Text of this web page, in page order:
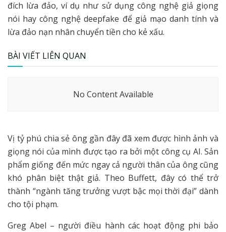
đích lừa đảo, ví dụ như sử dụng công nghệ giả giọng
nói hay công nghệ deepfake để giả mạo danh tính và
lừa đảo nạn nhân chuyển tiền cho kẻ xấu.
BÀI VIẾT LIÊN QUAN
No Content Available
Vị tỷ phú chia sẻ ông gần đây đã xem được hình ảnh và
giọng nói của mình được tạo ra bởi một công cụ AI. Sản
phẩm giống đến mức ngay cả người thân của ông cũng
khó phân biệt thật giả. Theo Buffett, đây có thể trở
thành “ngành tăng trưởng vượt bậc mọi thời đại” dành
cho tội phạm.
Greg Abel – người điều hành các hoạt động phi bảo